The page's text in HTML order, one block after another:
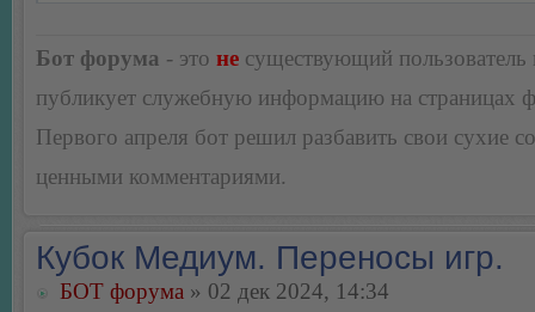
Бот форума - это не существующий пользователь
публикует служебную информацию на страницах
Первого апреля бот решил разбавить свои сухие
ценными комментариями.
Кубок Медиум. Переносы игр.
БОТ форума » 02 дек 2024, 14:34